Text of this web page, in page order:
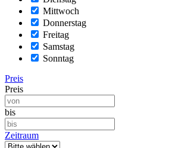
Mittwoch
Donnerstag
Freitag
Samstag
Sonntag
Preis
Preis
bis
Zeitraum